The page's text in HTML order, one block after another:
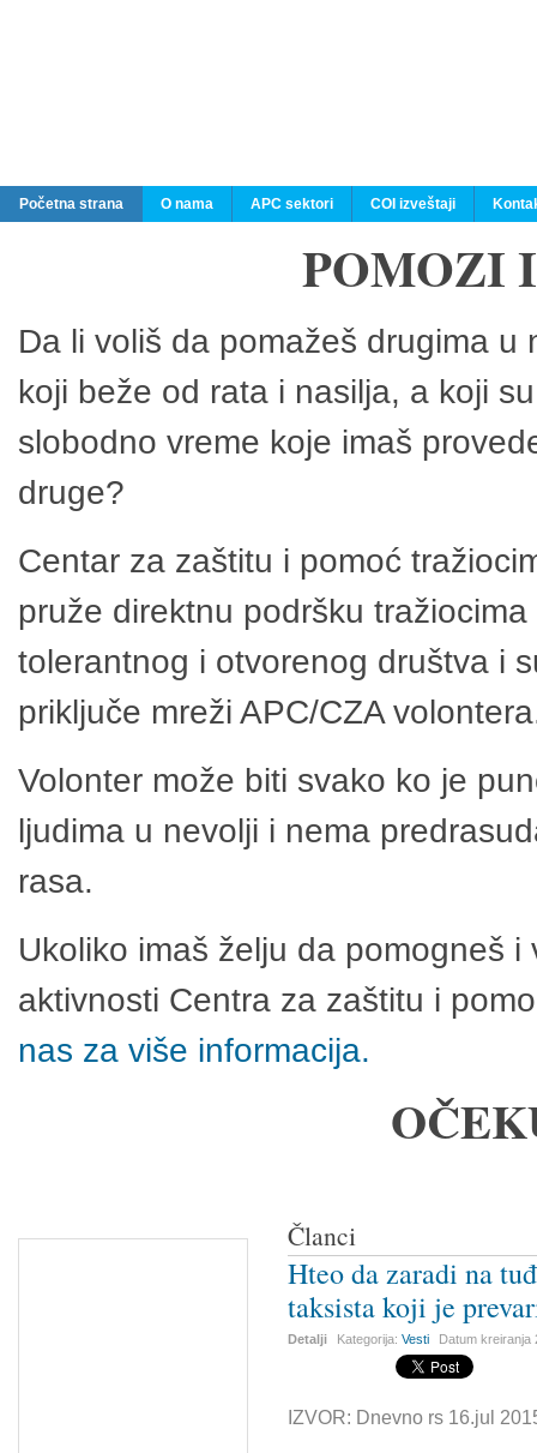
Početna strana O nama APC sektori COI izveštaji
POMOZI
Da li voliš da pomažeš drugima
koji beže od rata i nasilja, a koji
slobodno vreme koje imaš
druge?
Centar za zaštitu i pomoć
pruže direktnu podršku
tolerantnog i otvorenog društva i
priključe mreži APC/CZA
Volonter može biti svako ko je
ljudima u nevolji i nema
rasa.
Ukoliko imaš želju da pomogneš
aktivnosti Centra za zaštitu i
nas za više informacija.
Članci
Hteo da zaradi na
taksista koji je
Detalji Kategorija:Vesti Datum kreiranja
IZVOR: Dnevno rs 16.jul